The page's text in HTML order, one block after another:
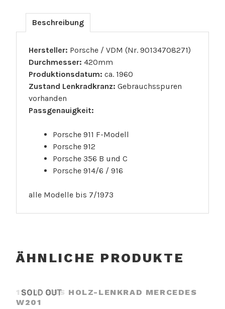
Beschreibung
Hersteller: Porsche / VDM (Nr. 90134708271)
Durchmesser: 420mm
Produktionsdatum: ca. 1960
Zustand Lenkradkranz: Gebrauchsspuren
vorhanden
Passgenauigkeit:
Porsche 911 F-Modell
Porsche 912
Porsche 356 B und C
Porsche 914/6 / 916
alle Modelle bis 7/1973
ÄHNLICHE PRODUKTE
SOLD OUT
1990′ BBS HOLZ-LENKRAD MERCEDES
W201